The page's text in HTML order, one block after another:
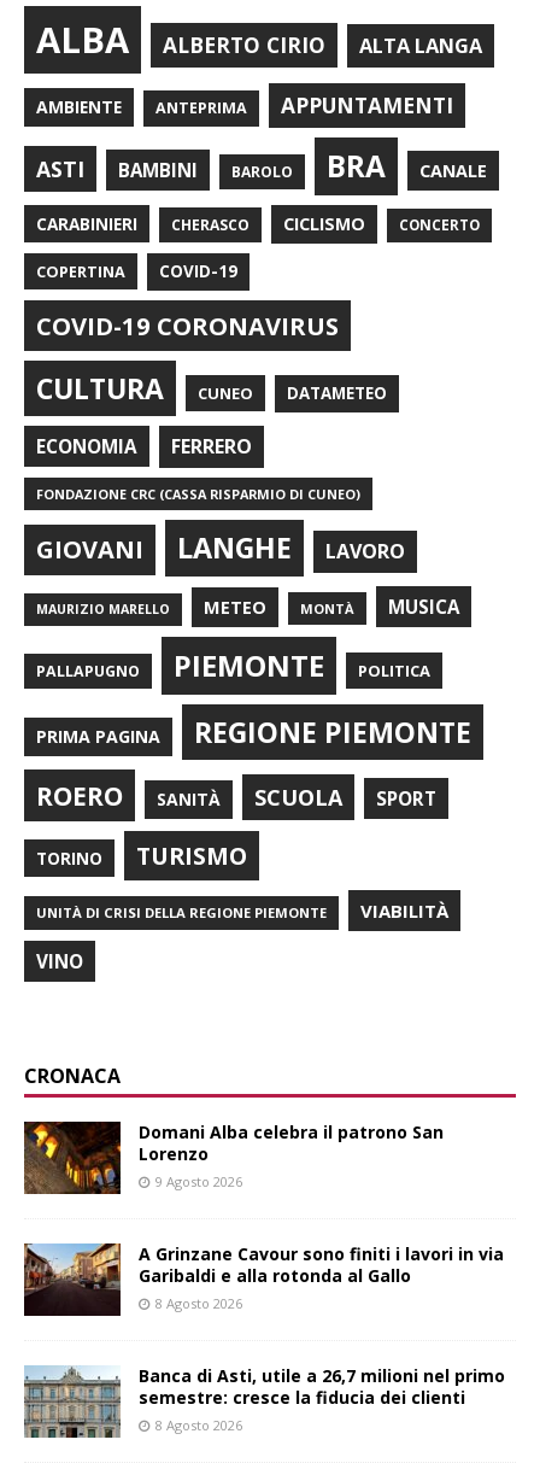
ALBA ALBERTO CIRIO ALTA LANGA
AMBIENTE ANTEPRIMA APPUNTAMENTI
ASTI BAMBINI BAROLO BRA CANALE
CARABINIERI CHERASCO CICLISMO CONCERTO
COPERTINA COVID-19
COVID-19 CORONAVIRUS
CULTURA CUNEO DATAMETEO
ECONOMIA FERRERO
FONDAZIONE CRC (CASSA RISPARMIO DI CUNEO)
GIOVANI LANGHE LAVORO
MAURIZIO MARELLO METEO MONTÀ MUSICA
PALLAPUGNO PIEMONTE POLITICA
PRIMA PAGINA REGIONE PIEMONTE
ROERO SANITÀ SCUOLA SPORT
TORINO TURISMO
UNITÀ DI CRISI DELLA REGIONE PIEMONTE VIABILITÀ
VINO
CRONACA
Domani Alba celebra il patrono San
Lorenzo
9 Agosto 2026
A Grinzane Cavour sono finiti i lavori in via
Garibaldi e alla rotonda al Gallo
8 Agosto 2026
Banca di Asti, utile a 26,7 milioni nel primo
semestre: cresce la fiducia dei clienti
8 Agosto 2026